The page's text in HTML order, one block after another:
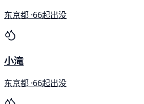
东京都 ·66起出没
小滝
东京都 ·66起出没